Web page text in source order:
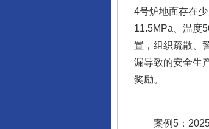
4号炉地面存在
11.5MPa、温度
置，组织疏散、
漏导致的安全生
奖励。
案例5：2025